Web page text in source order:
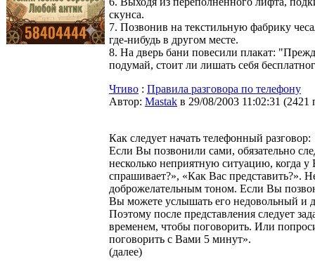
скунса.
7. Позвонив на текстильную фабрику
где-нибудь в другом месте.
8. На дверь бани повесили плакат:
подумай, стоит ли лишать себя
Чтиво : Правила разговора по телефону
Автор: Мastak в 29/08/2003 11:02:31 (2421
Как следует начать телефонный разговор:
Если Вы позвонили сами, обязательно
несколько неприятную ситуацию, когда у
спрашивает?», «Как Вас представить?».
доброжелательным тоном. Если Вы
Вы можете услышать его недовольный и
Поэтому после представления следует
временем, чтобы поговорить. Или
поговорить с Вами 5 минут».
(далее)